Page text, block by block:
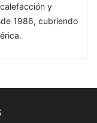
y
1986, cubriendo